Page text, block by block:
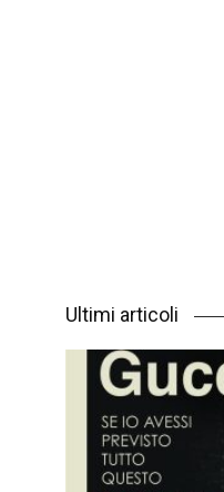
Ultimi articoli